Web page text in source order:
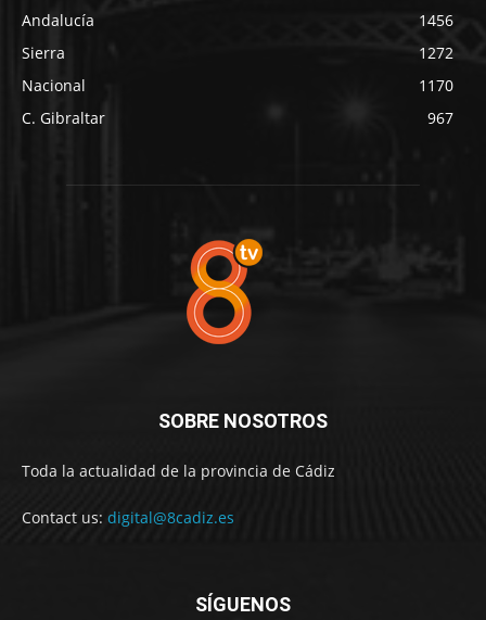
Andalucía
1456
Sierra
1272
Nacional
1170
C. Gibraltar
967
SOBRE NOSOTROS
Toda la actualidad de la provincia de Cádiz
Contact us: digital@8cadiz.es
SÍGUENOS